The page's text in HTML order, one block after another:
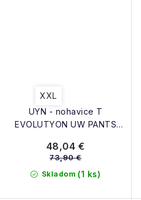
UYN - nohavice T
EVOLUTYON UW PANTS
XXL
Skladom (1 ks)
48,04 €
73,90 €